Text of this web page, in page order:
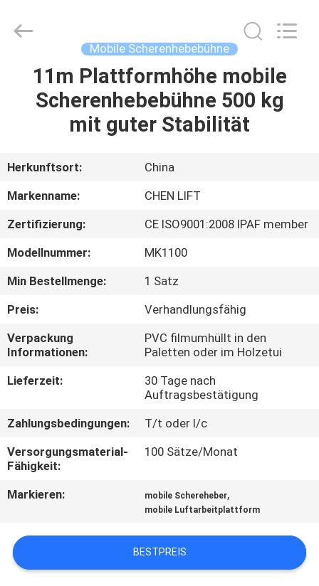
HAUSE
ÜBER
UNS
WERKSBESICHTIGUNG
QUALITÄTSKONTROLLE
KONTAKT
MIT
NEUIGKEITEN
BITTE UM
ANGEBOT
LTD.
Mobile Scherenhebebühne
11m Plattformhöhe mobile
Scherenhebebühne 500 kg
mit guter Stabilität
Herkunftsort:
China
Markenname:
CHEN LIFT
Zertifizierung:
CE ISO9001:2008 IPAF member
Modellnummer:
MK1100
Min Bestellmenge:
1 Satz
Preis:
Verhandlungsfähig
Verpackung
Informationen:
PVC filmumhüllt in den
Paletten oder im Holzetui
Lieferzeit:
30 Tage nach
Auftragsbestätigung
Zahlungsbedingungen:
T/t oder l/c
Versorgungsmaterial-
Fähigkeit:
100 Sätze/Monat
Markieren: mobile Schereheber,
mobile Luftarbeitplattform
BESTPREIS